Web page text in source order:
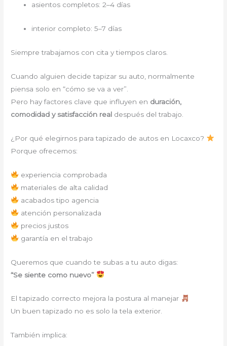
asientos completos: 2–4 días
interior completo: 5–7 días
Siempre trabajamos con cita y tiempos claros.
Cuando alguien decide tapizar su auto, normalmente
piensa solo en “cómo se va a ver”.
Pero hay factores clave que influyen en duración,
comodidad y satisfacción real después del trabajo.
¿Por qué elegirnos para tapizado de autos en Locaxco?
Porque ofrecemos:
experiencia comprobada
materiales de alta calidad
acabados tipo agencia
atención personalizada
precios justos
garantía en el trabajo
Queremos que cuando te subas a tu auto digas:
“Se siente como nuevo”
El tapizado correcto mejora la postura al manejar
Un buen tapizado no es solo la tela exterior.
También implica: